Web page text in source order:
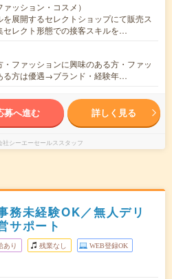
ッション・コスメ）
展開するセレクトショップにて販売ス
セレクト形態での接客スキルを…
・ファッションに興味のある方・ファッ
る方は優遇→ブランド・経験年…
募へ進む 詳しく見る
社シーエーセールススタッフ
務未経験OK／無人デリ
サポート
あり 残業なし WEB登録OK